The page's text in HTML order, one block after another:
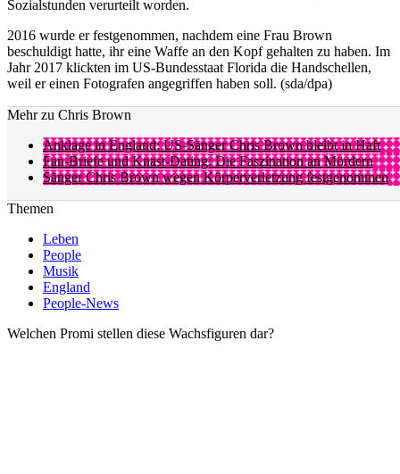
Sozialstunden verurteilt worden.
2016 wurde er festgenommen, nachdem eine Frau Brown
beschuldigt hatte, ihr eine Waffe an den Kopf gehalten zu haben. Im
Jahr 2017 klickten im US-Bundesstaat Florida die Handschellen,
weil er einen Fotografen angegriffen haben soll. (sda/dpa)
Mehr zu Chris Brown
Anklage in England: US-Sänger Chris Brown bleibt in Haft
Fan-Briefe und Knast-Dating: Die Faszination an Mördern
Sänger Chris Brown wegen Körperverletzung festgenommen
Themen
Leben
People
Musik
England
People-News
Welchen Promi stellen diese Wachsfiguren dar?